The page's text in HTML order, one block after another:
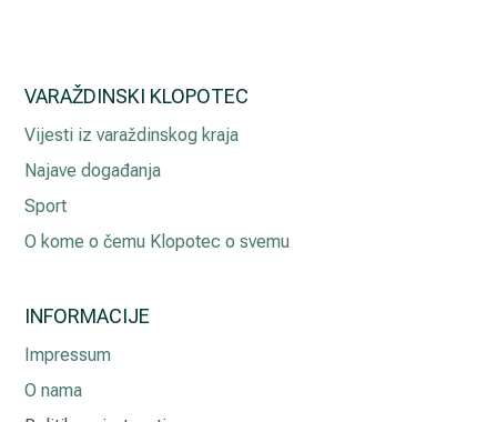
VARAŽDINSKI KLOPOTEC
Vijesti iz varaždinskog kraja
Najave događanja
Sport
O kome o čemu Klopotec o svemu
INFORMACIJE
Impressum
O nama